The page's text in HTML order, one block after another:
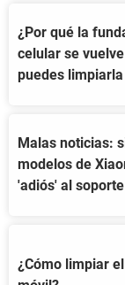
¿Por qué la
celular se
puedes limpiarla
Malas noticias:
modelos de
'adiós' al
¿Cómo limpiar